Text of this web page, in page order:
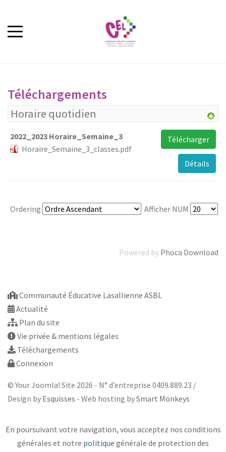
Téléchargements
Horaire quotidien
2022_2023 Horaire_Semaine_3
Horaire_Semaine_3_classes.pdf
Télécharger
Détails
Ordering Afficher NUM
Powered by Phoca Download
Communauté Éducative Lasallienne ASBL
Actualité
Plan du site
Vie privée & mentions légales
Téléchargements
Connexion
© Your Joomla! Site 2026 - N° d’entreprise 0409.889.23 /
Design by Esquisses - Web hosting bySmart Monkeys
En poursuivant votre navigation, vous acceptez nos conditions
générales et notre politique générale de protection des